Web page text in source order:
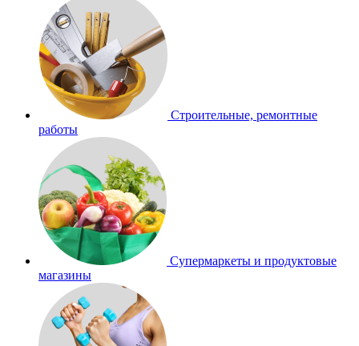
Строительные, ремонтные
работы
Супермаркеты и продуктовые
магазины